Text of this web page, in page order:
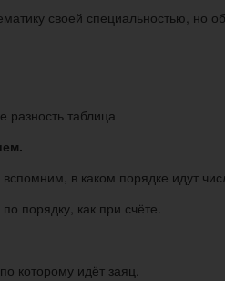
своей специальностью,
в каком порядке идут
по порядку, как при счёте.
которому идёт заяц.